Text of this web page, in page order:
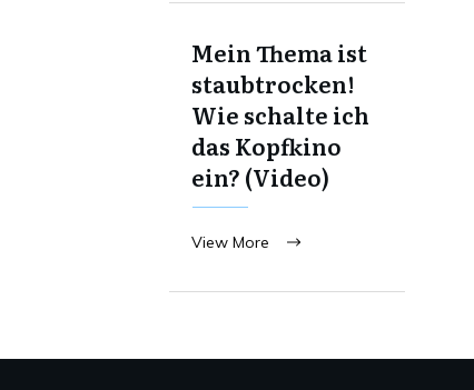
Mein Thema ist
staubtrocken!
Wie schalte ich
das Kopfkino
ein? (Video)
View More